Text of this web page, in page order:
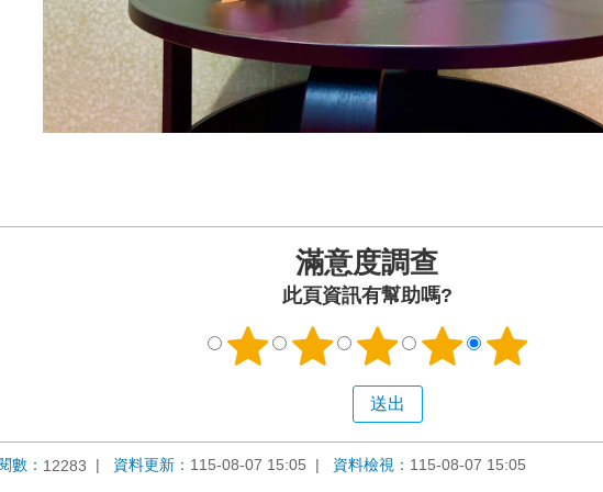
滿意度調查
此頁資訊有幫助嗎?
數： 12283 資料更新： 115-08-07 15:05 資料檢視： 115-08-07 15:05